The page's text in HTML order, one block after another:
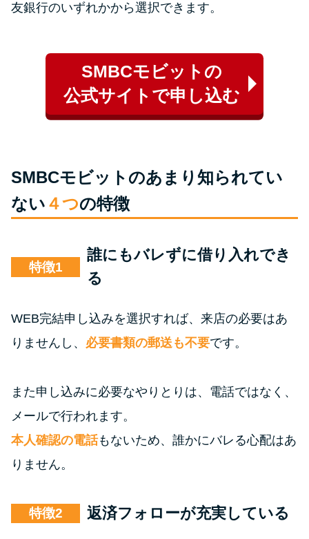
友銀行のいずれかから選択できます。
SMBCモビットの
公式サイトで申し込む
SMBCモビットのあまり知られてい
ない ４つの特徴
特徴
誰にもバレずに借り入れでき
る
WEB完結申し込みを選択すれば、来店の必要はあ
りませんし、 必要書類の郵送も不要です。
また申し込みに必要なやりとりは、電話ではなく、
メールで行われます。
本人確認の電話もないため、誰かにバレる心配はあ
りません。
特徴 返済フォローが充実している